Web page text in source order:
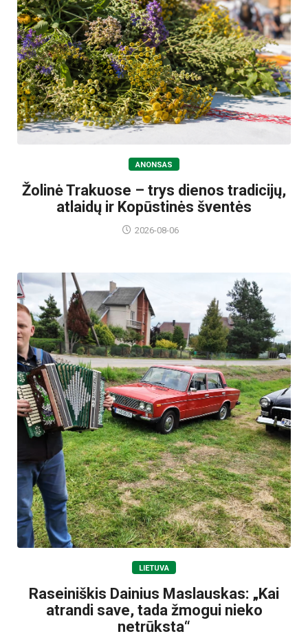
ANONSAS
Žolinė Trakuose – trys dienos tradicijų,
atlaidų ir Kopūstinės šventės
2026-08-06
LIETUVA
Raseiniškis Dainius Maslauskas: „Kai
atrandi save, tada žmogui nieko
netrūksta“